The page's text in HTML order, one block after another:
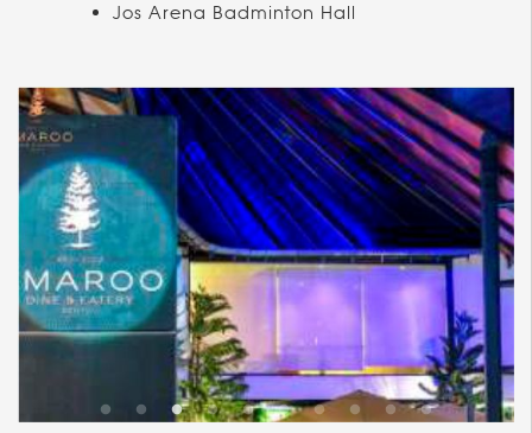
Jos Arena Badminton Hall